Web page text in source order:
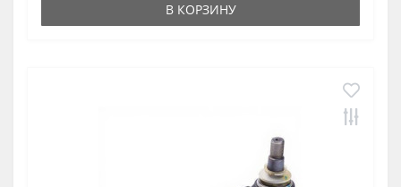
В КОРЗИНУ